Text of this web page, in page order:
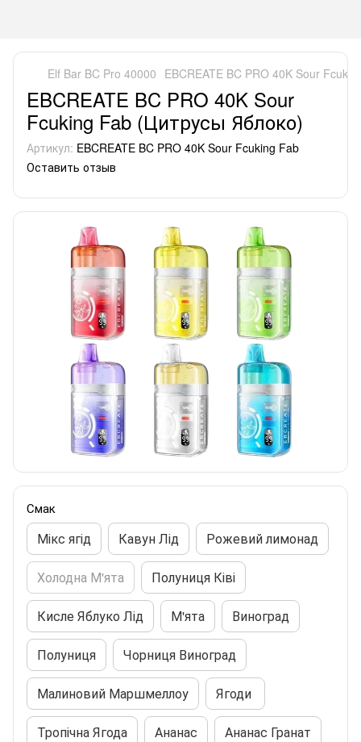
Elf Bar BC Pro 40000 EBCREATE BC PRO 40K Sour
EBCREATE BC PRO 40K Sour
Fcuking Fab (Цитрусы Яблоко)
Артикул: EBCREATE BC PRO 40K Sour Fcuking Fab
Оставить отзыв
Смак
Мікс ягід Кавун Лід Рожевий лимонад
Холодна М'ята Полуниця Ківі
Кисле Яблуко Лід М'ята Виноград
Полуниця Чорниця Виноград
Малиновий Маршмеллоу Ягоди
Тропічна Ягода Ананас Ананас Гранат